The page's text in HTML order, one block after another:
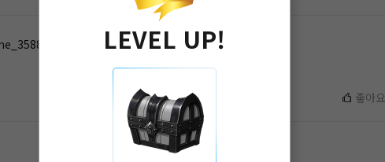
2024.04.12 작품댓글
좋아요
LEVEL UP!